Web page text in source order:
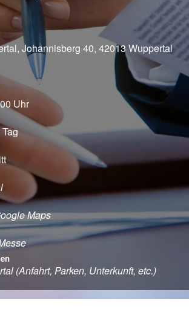
Johannisberg 40, 42013 Wuppertal
Uhr
Maps
(Anfahrt, Parken, Unterkunft, etc.)